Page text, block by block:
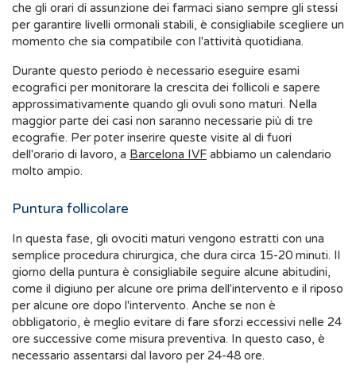
che gli orari di assunzione dei farmaci siano sempre gli stessi
per garantire livelli ormonali stabili, è consigliabile scegliere un
momento che sia compatibile con l'attività quotidiana.
Durante questo periodo è necessario eseguire esami
ecografici per monitorare la crescita dei follicoli e sapere
approssimativamente quando gli ovuli sono maturi. Nella
maggior parte dei casi non saranno necessarie più di tre
ecografie. Per poter inserire queste visite al di fuori
dell'orario di lavoro, a Barcelona IVF
molto ampio.
Puntura follicolare
In questa fase, gli ovociti maturi vengono estratti con una
semplice procedura chirurgica, che dura circa 15-20 minuti. Il
giorno della puntura è consigliabile seguire alcune abitudini,
come il digiuno per alcune ore prima dell'intervento e il riposo
per alcune ore dopo l'intervento. Anche se non è
obbligatorio, è meglio evitare di fare sforzi eccessivi nelle 24
ore successive come misura preventiva. In questo caso, è
necessario assentarsi dal lavoro per 24-48 ore.